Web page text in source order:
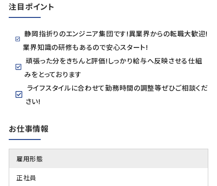
注目ポイント
静岡指折りのエンジニア集団です!異業界からの転職大歓迎!
業界知識の研修もあるので安心スタート!
頑張った分をきちんと評価!しっかり給与へ反映させる仕組
みをとっております
ライフスタイルに合わせて勤務時間の調整等ぜひご相談くだ
さい!
お仕事情報
雇用形態
正社員